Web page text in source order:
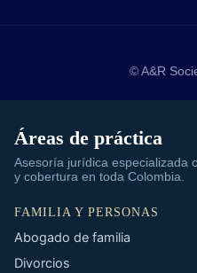
© A&R
Áreas de práctica
Asesoría jurídica especializada
y cobertura en toda Colombia.
FAMILIA Y PERSONAS
Abogado de familia
Divorcios